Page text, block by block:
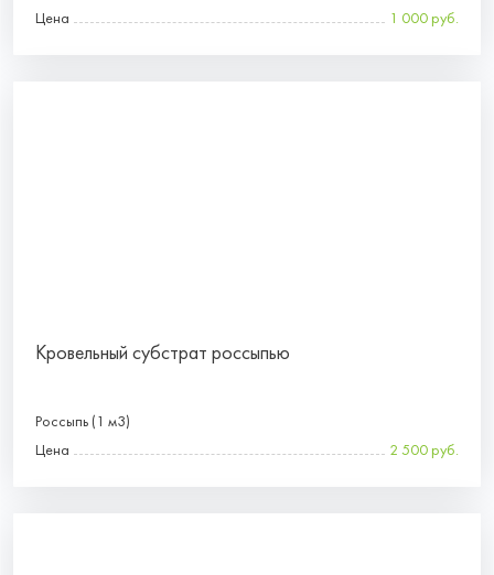
Цена
1 000 руб.
Кровельный субстрат россыпью
Россыпь (1 м3)
Цена
2 500 руб.